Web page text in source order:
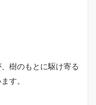
樹のもとに駆け寄る
す。